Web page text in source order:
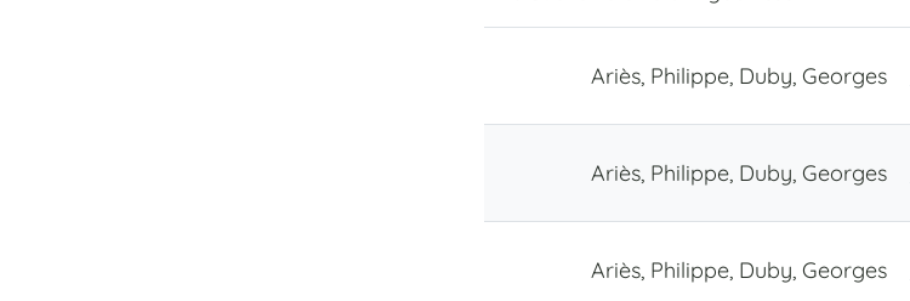
Ariès, Philippe, Duby, Georges
Ariès, Philippe, Duby, Georges
Ariès, Philippe, Duby, Georges